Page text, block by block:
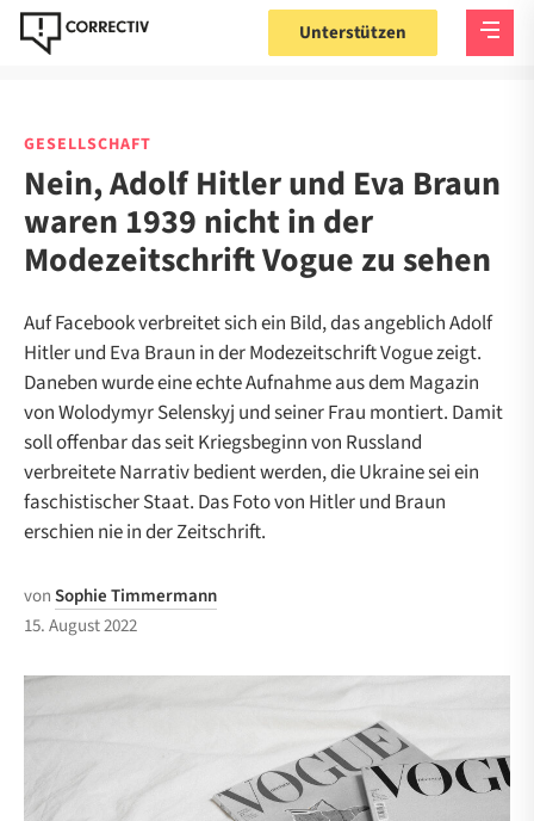
Unterstützen
GESELLSCHAFT
Nein, Adolf Hitler und Eva Braun
waren 1939 nicht in der
Modezeitschrift Vogue zu sehen
Auf Facebook verbreitet sich ein Bild, das angeblich Adolf
Hitler und Eva Braun in der Modezeitschrift Vogue zeigt.
Daneben wurde eine echte Aufnahme aus dem Magazin
von Wolodymyr Selenskyj und seiner Frau montiert. Damit
soll offenbar das seit Kriegsbeginn von Russland
verbreitete Narrativ bedient werden, die Ukraine sei ein
faschistischer Staat. Das Foto von Hitler und Braun
erschien nie in der Zeitschrift.
vonSophie Timmermann
15. August 2022